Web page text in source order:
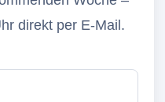
direkt per E-Mail.